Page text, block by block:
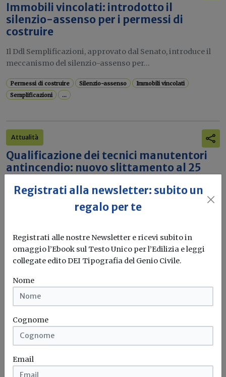
Immobili vincolati: introdotto il
silenzio-assenso per i permessi di
costruire
Il Ddl Semplificazioni, approvato dal Senato, introduce il
meccanismo del silenzio-assenso per...
Permessi di costruire Silenzio-assenso
Immobili vincolati
Semplificazioni
...
Attualità
Qualificazione dei tecnici manutentori
antincendio: nuovo slittamento al 25
Pubblicato in Gazzetta Ufficiale il nuovo decreto del
Viminale che introduce l'ennesima...
Registrati alla newsletter: subito un
regalo per te
Registrati alle nostre Newsletter e ricevi subito in
omaggio l’Ebook sul Testo Unico per l’Edilizia e leggi
collegate edito DEI Tipografia del Genio Civile.
Nome
Cognome
Email